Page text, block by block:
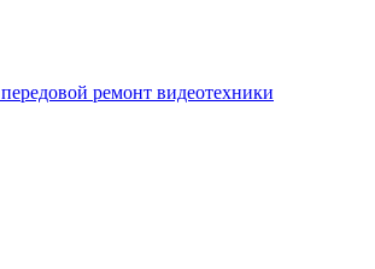
передовой ремонт видеотехники